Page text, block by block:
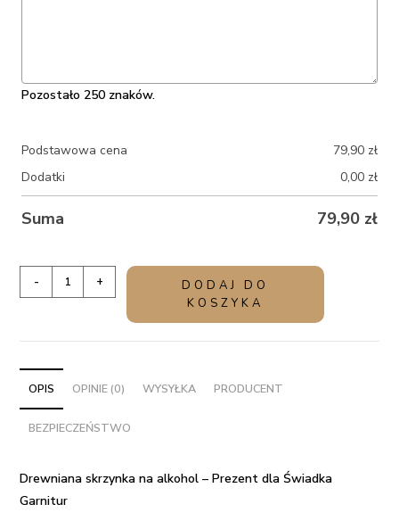
Pozostało 250 znaków.
Podstawowa cena 79,90 zł
Dodatki
0,00 zł
Suma 79,90 zł
Drewniana
alkohol
Prezent
dla
Garnitur
- +
DODAJ DO
KOSZYKA
OPIS OPINIE (0) WYSYŁKA PRODUCENT
BEZPIECZEŃSTWO
Drewniana skrzynka na alkohol – Prezent dla Świadka
Garnitur